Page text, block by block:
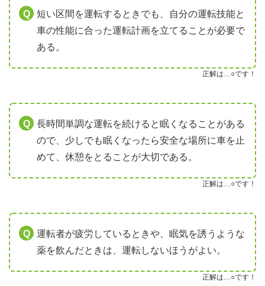
短い区間を運転するときでも、自分の運転技能と
車の性能に合った運転計画を立てることが必要で
ある。
正解は…○です！
長時間単調な運転を続けると眠くなることがある
ので、少しでも眠くなったら安全な場所に車を止
めて、休憩をとることが大切である。
正解は…○です！
運転者が疲労しているときや、眠気を誘うような
薬を飲んだときは、運転しないほうがよい。
正解は…○です！